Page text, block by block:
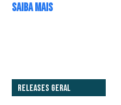
SAIBA MAIS
Releases Geral